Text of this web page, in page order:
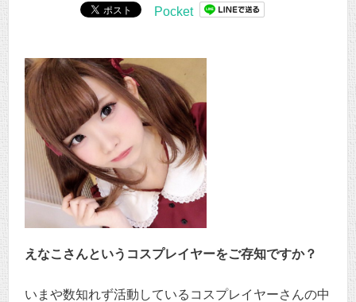
Pocket
えなこさんというコスプレイヤーをご存知ですか？
いまや数知れず活動しているコスプレイヤーさんの中